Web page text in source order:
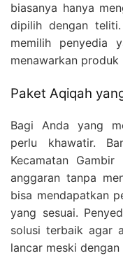
biasanya hanya
dipilih dengan
memilih penyedia
menawarkan produk
Paket Aqiqah
Bagi Anda yang
perlu khawatir.
Kecamatan
anggaran tanpa
bisa mendapatkan
yang sesuai.
solusi terbaik agar
lancar meski